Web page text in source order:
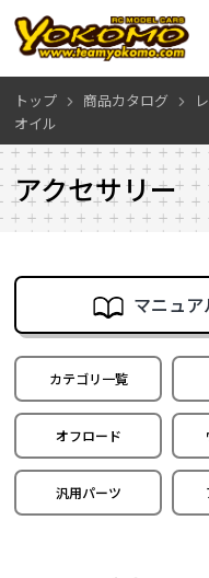
トップ 商品カタログ
オイル
アクセサリー
マニュ
カテゴリ一覧
オフロード
汎用パーツ